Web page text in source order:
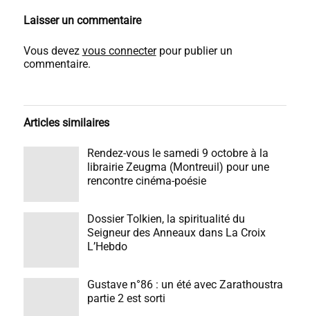
Laisser un commentaire
Vous devez vous connecterpour publier un
commentaire.
Articles similaires
Rendez-vous le samedi 9 octobre à la
librairie Zeugma (Montreuil) pour une
rencontre cinéma-poésie
Dossier Tolkien, la spiritualité du
Seigneur des Anneaux dans La Croix
L’Hebdo
Gustave n°86 : un été avec Zarathoustra
partie 2 est sorti